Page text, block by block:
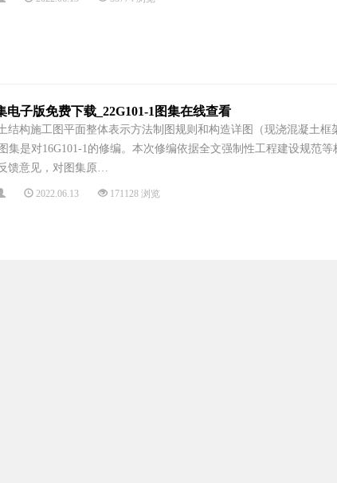
电子版免费下载_22G101-1图集在线查看
结构施工图平面整体表示方法制图规则和构造详图（现浇混凝土框
集是对16G101-1的修编。本次修编依据全文强制性工程建设规范
馈意见，对图集原…
2022.06.13 171128 浏览